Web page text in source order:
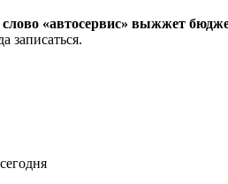
«автосервис» выжжет
записаться.